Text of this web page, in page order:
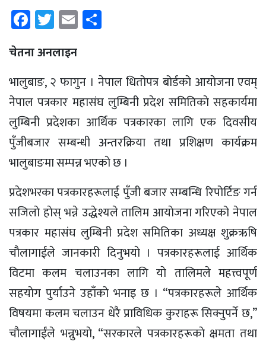
Facebook
Twitter
Email
चेतना अनलाइन
भालुबाङ, २ फागुन । नेपाल धितोपत्र बोर्डकाे आयाेजना एवम्
नेपाल पत्रकार महासंघ लुम्बिनी प्रदेश समितिकाे सहकार्यमा
लुम्बिनी प्रदेशका आर्थिक पत्रकारका लागि एक दिवसीय
पुँजीबजार सम्बन्धी अन्तरक्रिया तथा प्रशिक्षण कार्यक्रम
भालुबाङमा सम्पन्न भएकाे छ ।
प्रदेशभरका पत्रकारहरूलाई पुँजी बजार सम्बन्धि रिपोर्टिङ गर्न
सजिलाे हाेस् भन्ने उद्धेश्यले तालिम आयाेजना गरिएको नेपाल
पत्रकार महासंघ लुम्बिनी प्रदेश समितिका अध्यक्ष शुक्रऋषि
चाैलागाईंले जानकारी दिनुभयाे । पत्रकारहरूलाई आर्थिक
विटमा कलम चलाउनका लागि याे तालिमले महत्त्वपूर्ण
सहयाेग पुर्याउने उहाँकाे भनाइ छ । “पत्रकारहरूले आर्थिक
विषयमा कलम चलाउन धेरै प्राविधिक कुराहरू सिक्नुपर्ने छ,”
चाैलागाईंले भन्नुभयाे, “सरकारले पत्रकारहरूकाे क्षमता तथा